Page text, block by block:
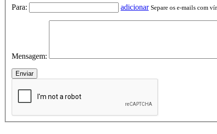
Para: adicionar Separe os e-mails com
Mensagem: